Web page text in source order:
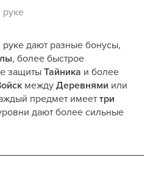
дают разные бонусы,
, более быстрое
защитыТайника и более
междуДеревнями или
предмет имееттри
дают более сильные